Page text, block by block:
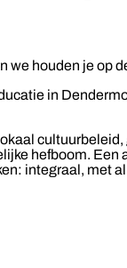
we houden je op
in
hefboom.
integraal, met